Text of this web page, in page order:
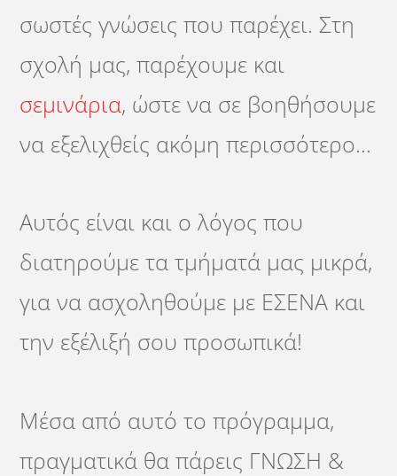
σωστές γνώσεις που παρέχει. Στη
σχολή μας, παρέχουμε και
σεμινάρια, ώστε να σε βοηθήσουμε
να εξελιχθείς ακόμη περισσότερο…
Αυτός είναι και ο λόγος που
διατηρούμε τα τμήματά μας μικρά,
για να ασχοληθούμε με ΕΣΕΝΑ και
την εξέλιξή σου προσωπικά!
Μέσα από αυτό το πρόγραμμα,
πραγματικά θα πάρεις ΓΝΩΣΗ &